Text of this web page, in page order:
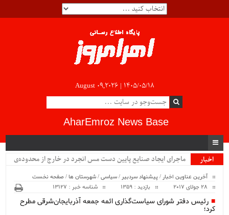
August 09,2026 | ۱۴۰۵/۰۵/۱۸
AharEmroz News Base
اخبار
ماجرای ایجاد صنایع پایین دست مس انجرد در خارج از محدوده‌ی
آخرین عناوین اخبار /پیشنهاد سردبیر /سیاسی/شهرستان ها/صفحه نخست
بازدید : 1359 شناسه خبر : 13127
رئیس دفتر شورای سیاست‌گذاری ائمه جمعه آذربایجان‌شرقی مطرح
کرد؛